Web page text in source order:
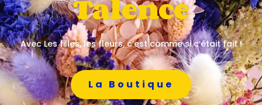
Talence
Avec Les filles, les fleurs, c’est comme si c’était fait !
La Boutique